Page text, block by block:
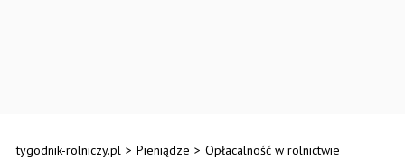
tygodnik-rolniczy.pl > Pieniądze > Opłacalność w rolnictwie